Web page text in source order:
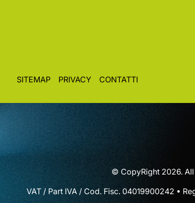
SITEMAP PRIVACY CONTATTI
© CopyRight 2026.
VAT / Part IVA / Cod. Fisc. 04019900242 •